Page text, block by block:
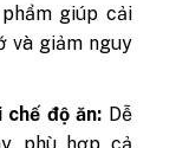
giúp cải
và giảm nguy
độ ăn: Dễ
phù hợp cả